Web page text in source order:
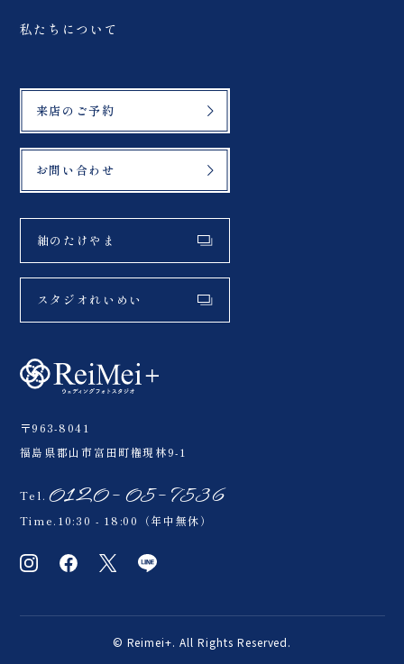
〒963-8041
福島県郡山市富田町権現林9-1
Tel. 0120-05-7536
Time.10:30 - 18:00（年中無休）
私たちについて
来店のご予約
お問い合わせ
紬のたけやま
スタジオれいめい
© Reimei+. All Rights Reserved.